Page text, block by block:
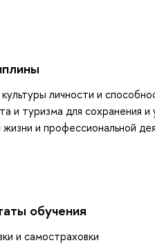
личности и
и туризма для сохранения
и профессиональной
обучения
и самостраховки